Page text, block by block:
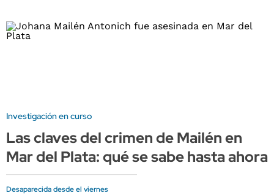
Investigación en curso
Las claves del crimen de Mailén en
Mar del Plata: qué se sabe hasta ahora
Desaparecida desde el viernes